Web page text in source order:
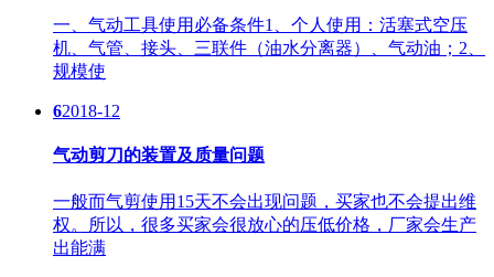
一、气动工具使用必备条件1、个人使用：活塞式空压
机、气管、接头、三联件（油水分离器）、气动油；2、
规模使
62018-12
气动剪刀的装置及质量问题
一般而气剪使用15天不会出现问题，买家也不会提出维
权。所以，很多买家会很放心的压低价格，厂家会生产
出能满